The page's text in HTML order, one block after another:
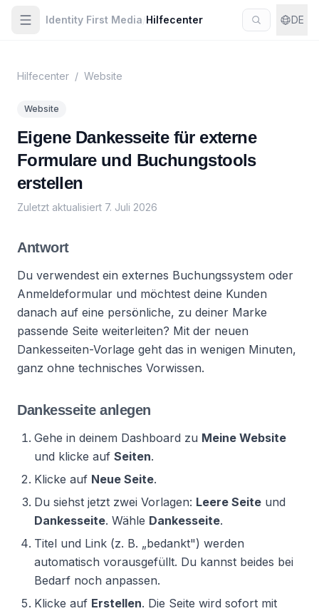
Identity First Media Hilfecenter DE
Hilfecenter / Website
Website
Eigene Dankesseite für externe
Formulare und Buchungstools
erstellen
Zuletzt aktualisiert 7. Juli 2026
Antwort
Du verwendest ein externes Buchungssystem oder
Anmeldeformular und möchtest deine Kunden
danach auf eine persönliche, zu deiner Marke
passende Seite weiterleiten? Mit der neuen
Dankesseiten-Vorlage geht das in wenigen Minuten,
ganz ohne technisches Vorwissen.
Dankesseite anlegen
Gehe in deinem Dashboard zu Meine Website
und klicke auf Seiten.
Klicke auf Neue Seite.
Du siehst jetzt zwei Vorlagen: Leere Seite und
Dankesseite. Wähle Dankesseite.
Titel und Link (z. B. „bedankt") werden
automatisch vorausgefüllt. Du kannst beides bei
Bedarf noch anpassen.
Klicke auf Erstellen. Die Seite wird sofort mit